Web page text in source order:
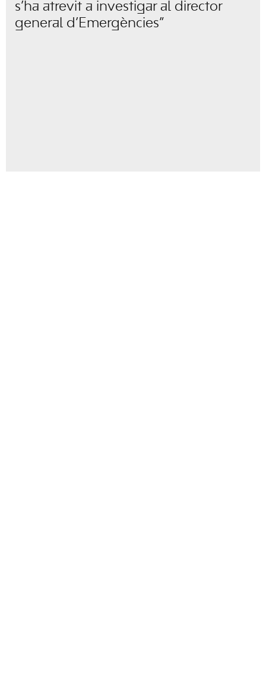
s’ha atrevit a investigar al director
general d’Emergències”